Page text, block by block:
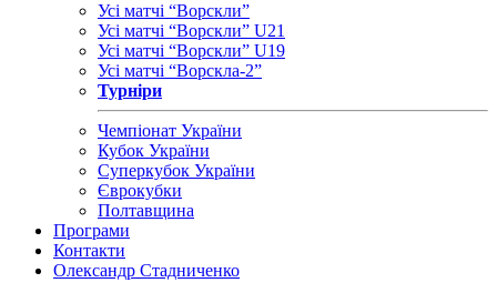
Усі матчі “Ворскли”
Усі матчі “Ворскли” U21
Усі матчі “Ворскли” U19
Усі матчі “Ворскла-2”
Турніри
Чемпіонат України
Кубок України
Суперкубок України
Єврокубки
Полтавщина
Програми
Контакти
Олександр Стадниченко